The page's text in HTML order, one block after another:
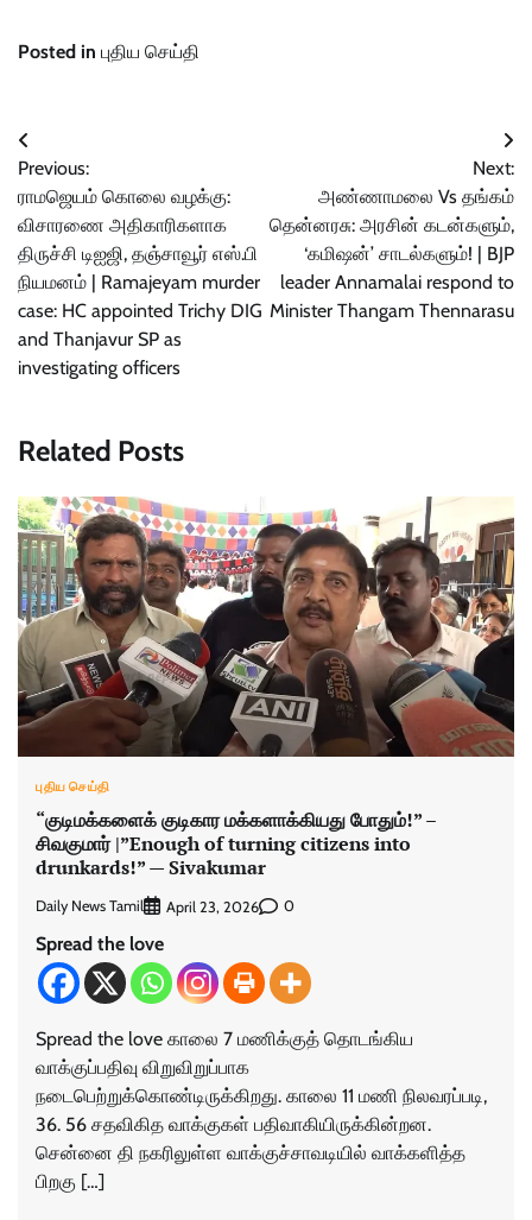
Posted in புதிய செய்தி
Post
navigation
Previous:
ராமஜெயம் கொலை வழக்கு:
விசாரணை அதிகாரிகளாக
திருச்சி டிஐஜி, தஞ்சாவூர் எஸ்.பி
நியமனம் | Ramajeyam murder
case: HC appointed Trichy DIG
and Thanjavur SP as
investigating officers
Next:
அண்ணாமலை Vs தங்கம்
தென்னரசு: அரசின் கடன்களும்,
‘கமிஷன்’ சாடல்களும்! | BJP
leader Annamalai respond to
Minister Thangam Thennarasu
Related Posts
புதிய செய்தி
“குடிமக்களைக் குடிகார மக்களாக்கியது போதும்!” –
சிவகுமார் |”Enough of turning citizens into
drunkards!” — Sivakumar
Daily News Tamil April 23, 2026 0
Spread the love
Spread the love காலை 7 மணிக்குத் தொடங்கிய
வாக்குப்பதிவு விறுவிறுப்பாக
நடைபெற்றுக்கொண்டிருக்கிறது. காலை 11 மணி நிலவரப்படி,
36. 56 சதவிகித வாக்குகள் பதிவாகியிருக்கின்றன.
சென்னை தி நகரிலுள்ள வாக்குச்சாவடியில் வாக்களித்த
பிறகு […]